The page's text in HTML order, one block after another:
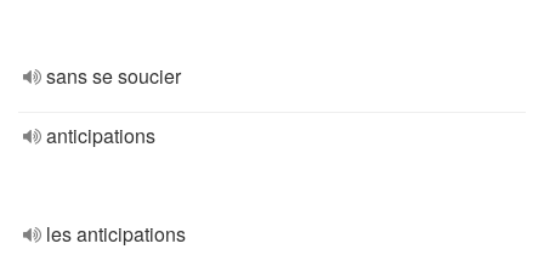
sans se soucier
anticipations
les anticipations